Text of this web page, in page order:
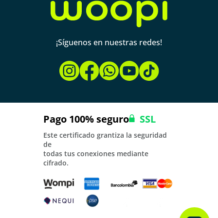
¡Síguenos en nuestras redes!
Pago 100% seguro SSL
Este certificado grantiza la seguridad
de
todas tus conexiones mediante
cifrado.